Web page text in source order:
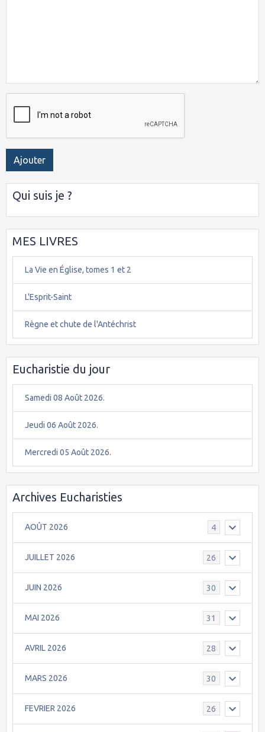
Ajouter
Qui suis je ?
MES LIVRES
La Vie en Église, tomes 1 et 2
L'Esprit-Saint
Règne et chute de l'Antéchrist
Eucharistie du jour
Samedi 08 Août 2026.
Jeudi 06 Août 2026.
Mercredi 05 Août 2026.
Archives Eucharisties
AOÛT 2026 4
JUILLET 2026 26
JUIN 2026 30
MAI 2026 31
AVRIL 2026 28
MARS 2026 30
FEVRIER 2026 26